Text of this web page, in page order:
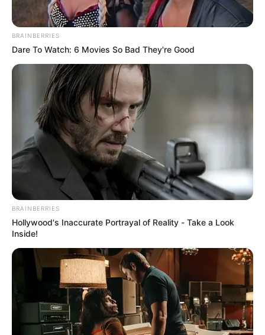
viviendas, con el fin de restablecer la normalidad en el
sector.
Le puede interesar: Autopista Norte sin soluciones:
inundaciones serán el pan de cada día
Los habitantes de los barrios afectados expresaron
preocupación por el riesgo de filtraciones en sus
viviendas y solicitan asistencia para mitigar posibles
daños materiales. Mientras tanto, las entidades
encargadas evalúan las causas del incidente y avanzan
en las soluciones para evitar nuevas afectaciones en la
comunidad.
COMPARTIR
TEMAS RELACIONADOS
DAÑO EN TUBERÍA COLEGIOS
TUNJUELITO
ACUEDUCTO
INUNDACIONES
BRAINBERRIES
Dare To Watch: 6 Movies So Bad They're Good
BRAINBERRIES
Hollywood's Inaccurate Portrayal of Reality - Take a Look
Inside!